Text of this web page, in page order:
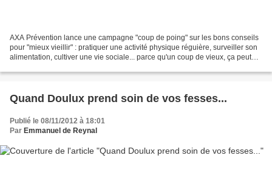
AXA Prévention lance une campagne "coup de poing" sur les bons conseils
pour "mieux vieillir" : pratiquer une activité physique réguière, surveiller son
alimentation, cultiver une vie sociale... parce qu'un coup de vieux, ça peut
Quand Doulux prend soin de vos fesses...
Publié le 08/11/2012 à 18:01
Par Emmanuel de Reynal